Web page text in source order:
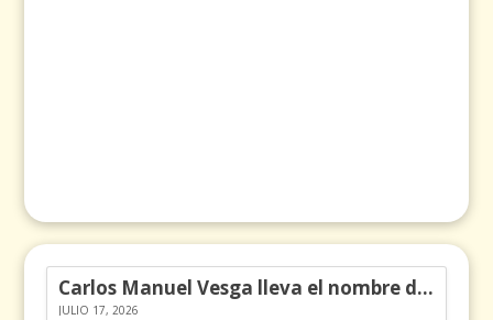
Carlos Manuel Vesga lleva el nombre de Colombia a los Emmy
JULIO 17, 2026